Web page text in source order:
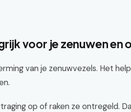
voor je zenuwen en
van je zenuwvezels. Het
op of raken ze ontregeld.